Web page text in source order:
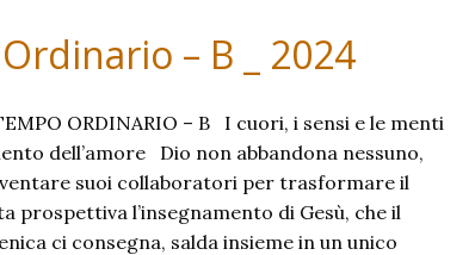
– B _ 2024
ORDINARIO – B I cuori, i sensi e le menti
dell’amore Dio non abbandona nessuno,
suoi collaboratori per trasformare il
prospettiva l’in­segnamento di Gesù, che il
ci consegna, salda insieme in un unico